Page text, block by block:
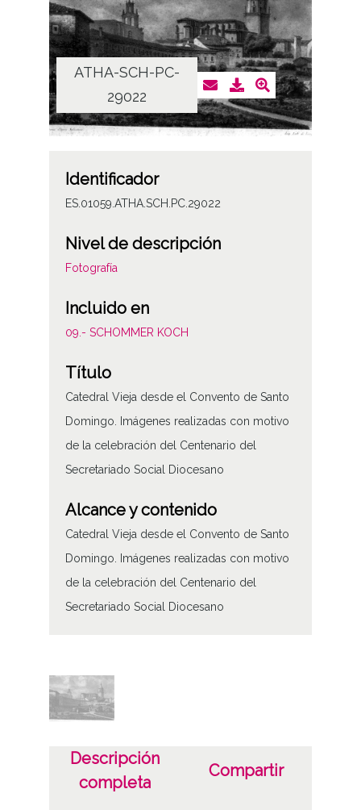
ATHA-SCH-PC-
29022
Identificador
ES.01059.ATHA.SCH.PC.29022
Nivel de descripción
Fotografía
Incluido en
09.- SCHOMMER KOCH
Título
Catedral Vieja desde el Convento de Santo
Domingo. Imágenes realizadas con motivo
de la celebración del Centenario del
Secretariado Social Diocesano
Alcance y contenido
Catedral Vieja desde el Convento de Santo
Domingo. Imágenes realizadas con motivo
de la celebración del Centenario del
Secretariado Social Diocesano
Fecha
19621231
1962, enero, 1 a 1962, diciembre, 31
Descripción
completa
Compartir